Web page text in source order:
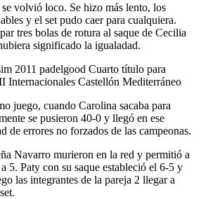
volvió loco. Se hizo más lento, los
y el set pudo caer para cualquiera.
tres bolas de rotura al saque de Cecilia
significado la igualadad.
juego, cuando Carolina sacaba para
se pusieron 40-0 y llegó en ese
de errores no forzados de las campeonas.
Navarro murieron en la red y permitió a
5. Paty con su saque estableció el 6-5 y
las integrantes de la pareja 2 llegar a